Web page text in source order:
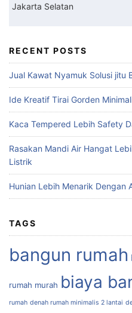
Jakarta Selatan
RECENT POSTS
Jual Kawat Nyamuk Solusi jitu
Ide Kreatif Tirai Gorden
Kaca Tempered Lebih Safety
Rasakan Mandi Air Hangat
Listrik
Hunian Lebih Menarik Dengan
TAGS
bangun rumah
rumah murah biaya
rumah denah rumah minimalis 2 lantai